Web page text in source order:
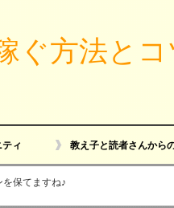
ぐ方法と
ィ 教え子と読者さんから
保てますね♪